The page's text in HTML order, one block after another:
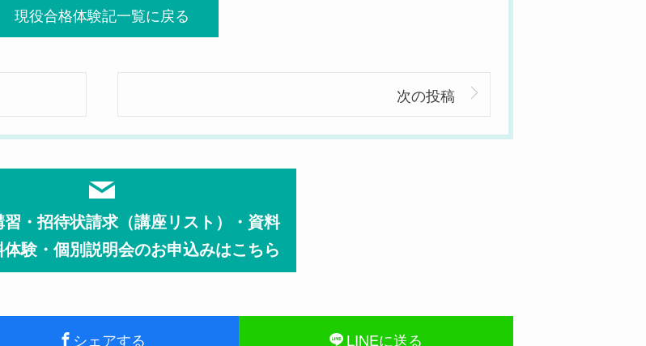
現役合格体験記一覧に戻る
次の投稿
・招待状請求（講座リスト）・資料
験・個別説明会のお申込みはこちら
シェアする LINEに送る